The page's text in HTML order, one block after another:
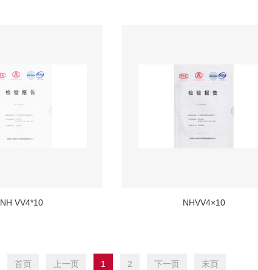
NH VV4*10 NHVV4×10
首页 上一页 1 2 下一页 末页